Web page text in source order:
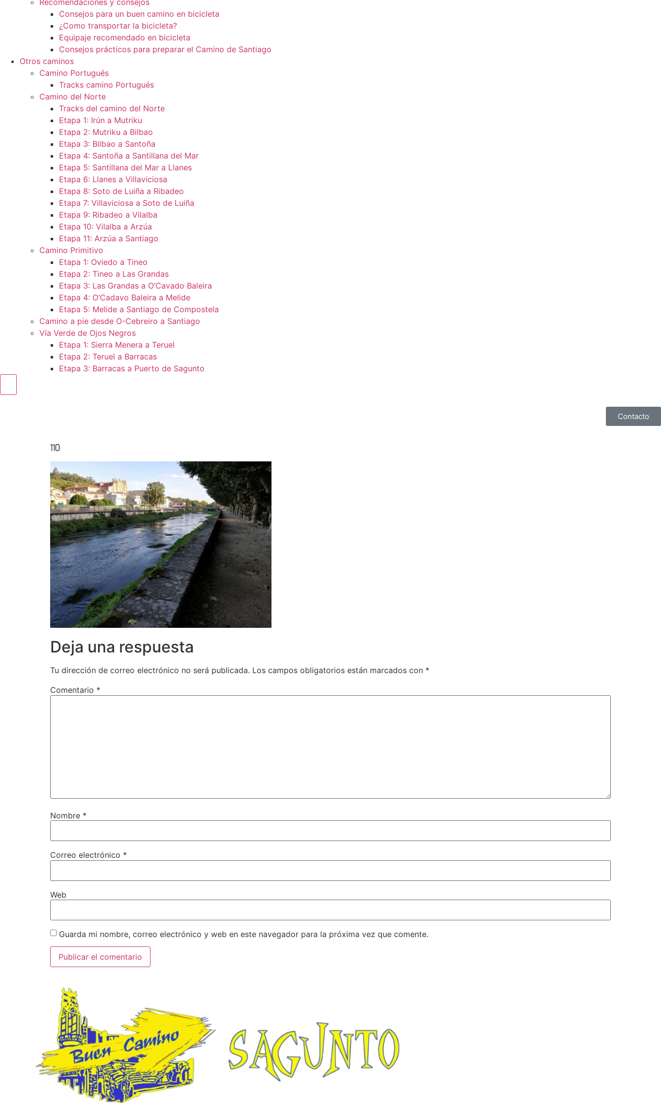
Recomendaciones y consejos
Consejos para un buen camino en bicicleta
¿Como transportar la bicicleta?
Equipaje recomendado en bicicleta
Consejos prácticos para preparar el Camino de Santiago
Otros caminos
Camino Portugués
Tracks camino Portugués
Camino del Norte
Tracks del camino del Norte
Etapa 1: Irún a Mutriku
Etapa 2: Mutriku a Bilbao
Etapa 3: Bilbao a Santoña
Etapa 4: Santoña a Santillana del Mar
Etapa 5: Santillana del Mar a Llanes
Etapa 6: Llanes a Villaviciosa
Etapa 8: Soto de Luiña a Ribadeo
Etapa 7: Villaviciosa a Soto de Luiña
Etapa 9: Ribadeo a Vilalba
Etapa 10: Vilalba a Arzúa
Etapa 11: Arzúa a Santiago
Camino Primitivo
Etapa 1: Oviedo a Tineo
Etapa 2: Tineo a Las Grandas
Etapa 3: Las Grandas a O’Cavado Baleira
Etapa 4: O’Cadavo Baleira a Melide
Etapa 5: Melide a Santiago de Compostela
Camino a pie desde O-Cebreiro a Santiago
Vía Verde de Ojos Negros
Etapa 1: Sierra Menera a Teruel
Etapa 2: Teruel a Barracas
Etapa 3: Barracas a Puerto de Sagunto
Contacto
110
Deja una respuesta
Tu dirección de correo electrónico no será publicada. Los campos obligatorios están marcados con *
Comentario *
Nombre *
Correo electrónico *
Web
Guarda mi nombre, correo electrónico y web en este navegador para la próxima vez que comente.